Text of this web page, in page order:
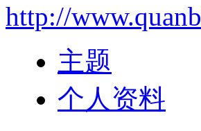
http://
主题
个人资料